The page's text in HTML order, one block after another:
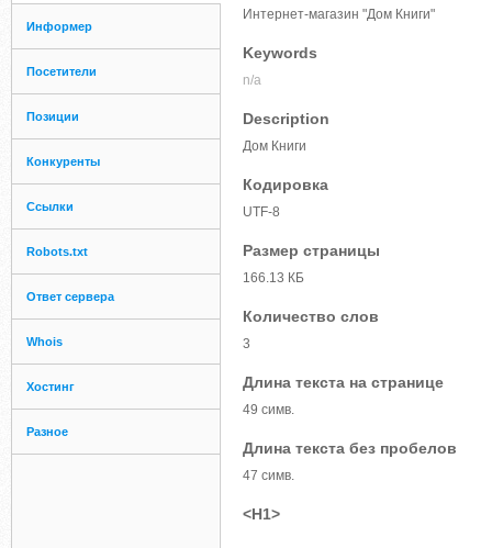
Информер
Посетители
Позиции
Конкуренты
Ссылки
Robots.txt
Ответ сервера
Whois
Хостинг
Разное
Интернет-магазин "Дом Книги"
Keywords
n/a
Description
Дом Книги
Кодировка
UTF-8
Размер страницы
166.13 КБ
Количество слов
3
Длина текста на странице
49 симв.
Длина текста без пробелов
47 симв.
<H1>